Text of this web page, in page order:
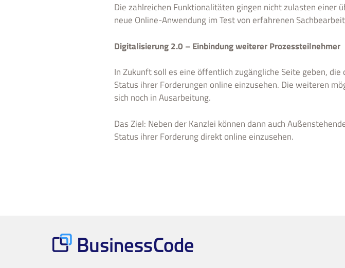
Die zahlreichen Funktionalitäten gingen nicht zulasten einer
neue Online-Anwendung im Test von erfahrenen
Digitalisierung 2.0 – Einbindung weiterer Prozessteilnehmer
In Zukunft soll es eine öffentlich zugängliche Seite geben,
Status ihrer Forderungen online einzusehen. Die weiteren
sich noch in Ausarbeitung.
Das Ziel: Neben der Kanzlei können dann auch
Status ihrer Forderung direkt online einzusehen.